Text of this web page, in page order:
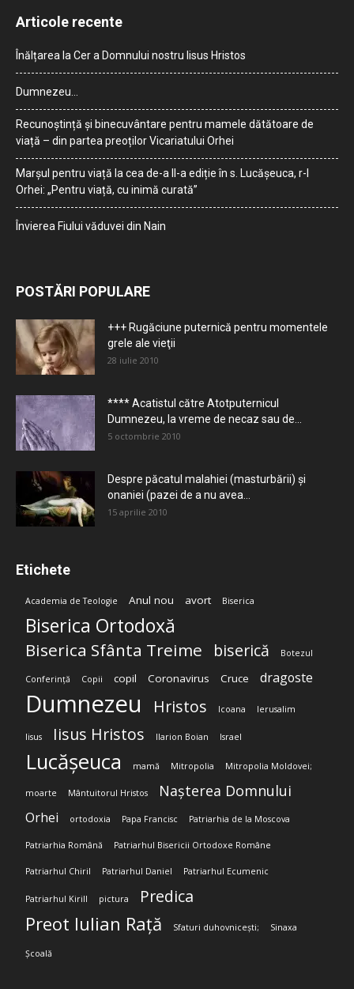
Articole recente
Înălțarea la Cer a Domnului nostru Iisus Hristos
Dumnezeu…
Recunoștință și binecuvântare pentru mamele dătătoare de
viață – din partea preoților Vicariatului Orhei
Marșul pentru viață la cea de-a II-a ediție în s. Lucășeuca, r-l
Orhei: „Pentru viață, cu inimă curată”
Învierea Fiului văduvei din Nain
POSTĂRI POPULARE
+++ Rugăciune puternică pentru momentele
grele ale vieţii
28 iulie 2010
**** Acatistul către Atotputernicul
Dumnezeu, la vreme de necaz sau de...
5 octombrie 2010
Despre păcatul malahiei (masturbării) şi
onaniei (pazei de a nu avea...
15 aprilie 2010
Etichete
Academia de Teologie Anul nou avort Biserica
Biserica Ortodoxă
Biserica Sfânta Treime biserică Botezul
Conferință Copii copil Coronavirus Cruce dragoste
Dumnezeu Hristos Icoana Ierusalim
Iisus Iisus Hristos Ilarion Boian Israel
Lucășeuca mamă Mitropolia Mitropolia Moldovei;
moarte Mântuitorul Hristos Nașterea Domnului
Orhei ortodoxia Papa Francisc Patriarhia de la Moscova
Patriarhia Română Patriarhul Bisericii Ortodoxe Române
Patriarhul Chiril Patriarhul Daniel Patriarhul Ecumenic
Patriarhul Kirill pictura Predica
Preot Iulian Rață Sfaturi duhovnicești; Sinaxa
Școală